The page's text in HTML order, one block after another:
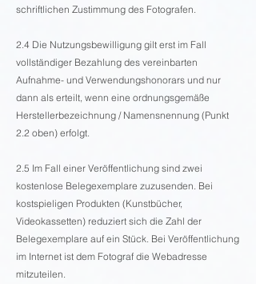
schriftlichen Zustimmung des Fotografen.
2.4 Die Nutzungsbewilligung gilt erst im Fall
vollständiger Bezahlung des vereinbarten
Aufnahme- und Verwendungshonorars und nur
dann als erteilt, wenn eine ordnungsgemäße
Herstellerbezeichnung / Namensnennung (Punkt
2.2 oben) erfolgt.
2.5 Im Fall einer Veröffentlichung sind zwei
kostenlose Belegexemplare zuzusenden. Bei
kostspieligen Produkten (Kunstbücher,
Videokassetten) reduziert sich die Zahl der
Belegexemplare auf ein Stück. Bei Veröffentlichung
im Internet ist dem Fotograf die Webadresse
mitzuteilen.